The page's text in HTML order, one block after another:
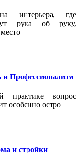
интерьера, где
рука об руку,
и Профессионализм
практике вопрос
особенно остро
и стройки